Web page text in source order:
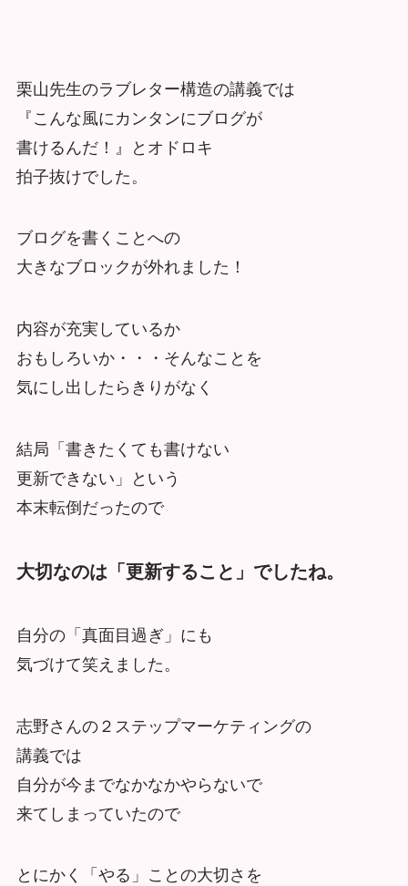
栗山先生のラブレター構造の講義では
『こんな風にカンタンにブログが
書けるんだ！』とオドロキ
拍子抜けでした。
ブログを書くことへの
大きなブロックが外れました！
内容が充実しているか
おもしろいか・・・そんなことを
気にし出したらきりがなく
結局「書きたくても書けない
更新できない」という
本末転倒だったので
大切なのは「更新すること」でしたね。
自分の「真面目過ぎ」にも
気づけて笑えました。
志野さんの２ステップマーケティングの
講義では
自分が今までなかなかやらないで
来てしまっていたので
とにかく「やる」ことの大切さを